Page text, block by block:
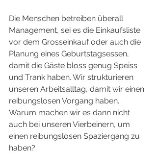
Die Menschen betreiben überall
Management, sei es die Einkaufsliste
vor dem Grosseinkauf oder auch die
Planung eines Geburtstagsessen,
damit die Gäste bloss genug Speiss
und Trank haben. Wir strukturieren
unseren Arbeitsalltag, damit wir einen
reibungslosen Vorgang haben.
Warum machen wir es dann nicht
auch bei unseren Vierbeinern, um
einen reibungslosen Spaziergang zu
haben?